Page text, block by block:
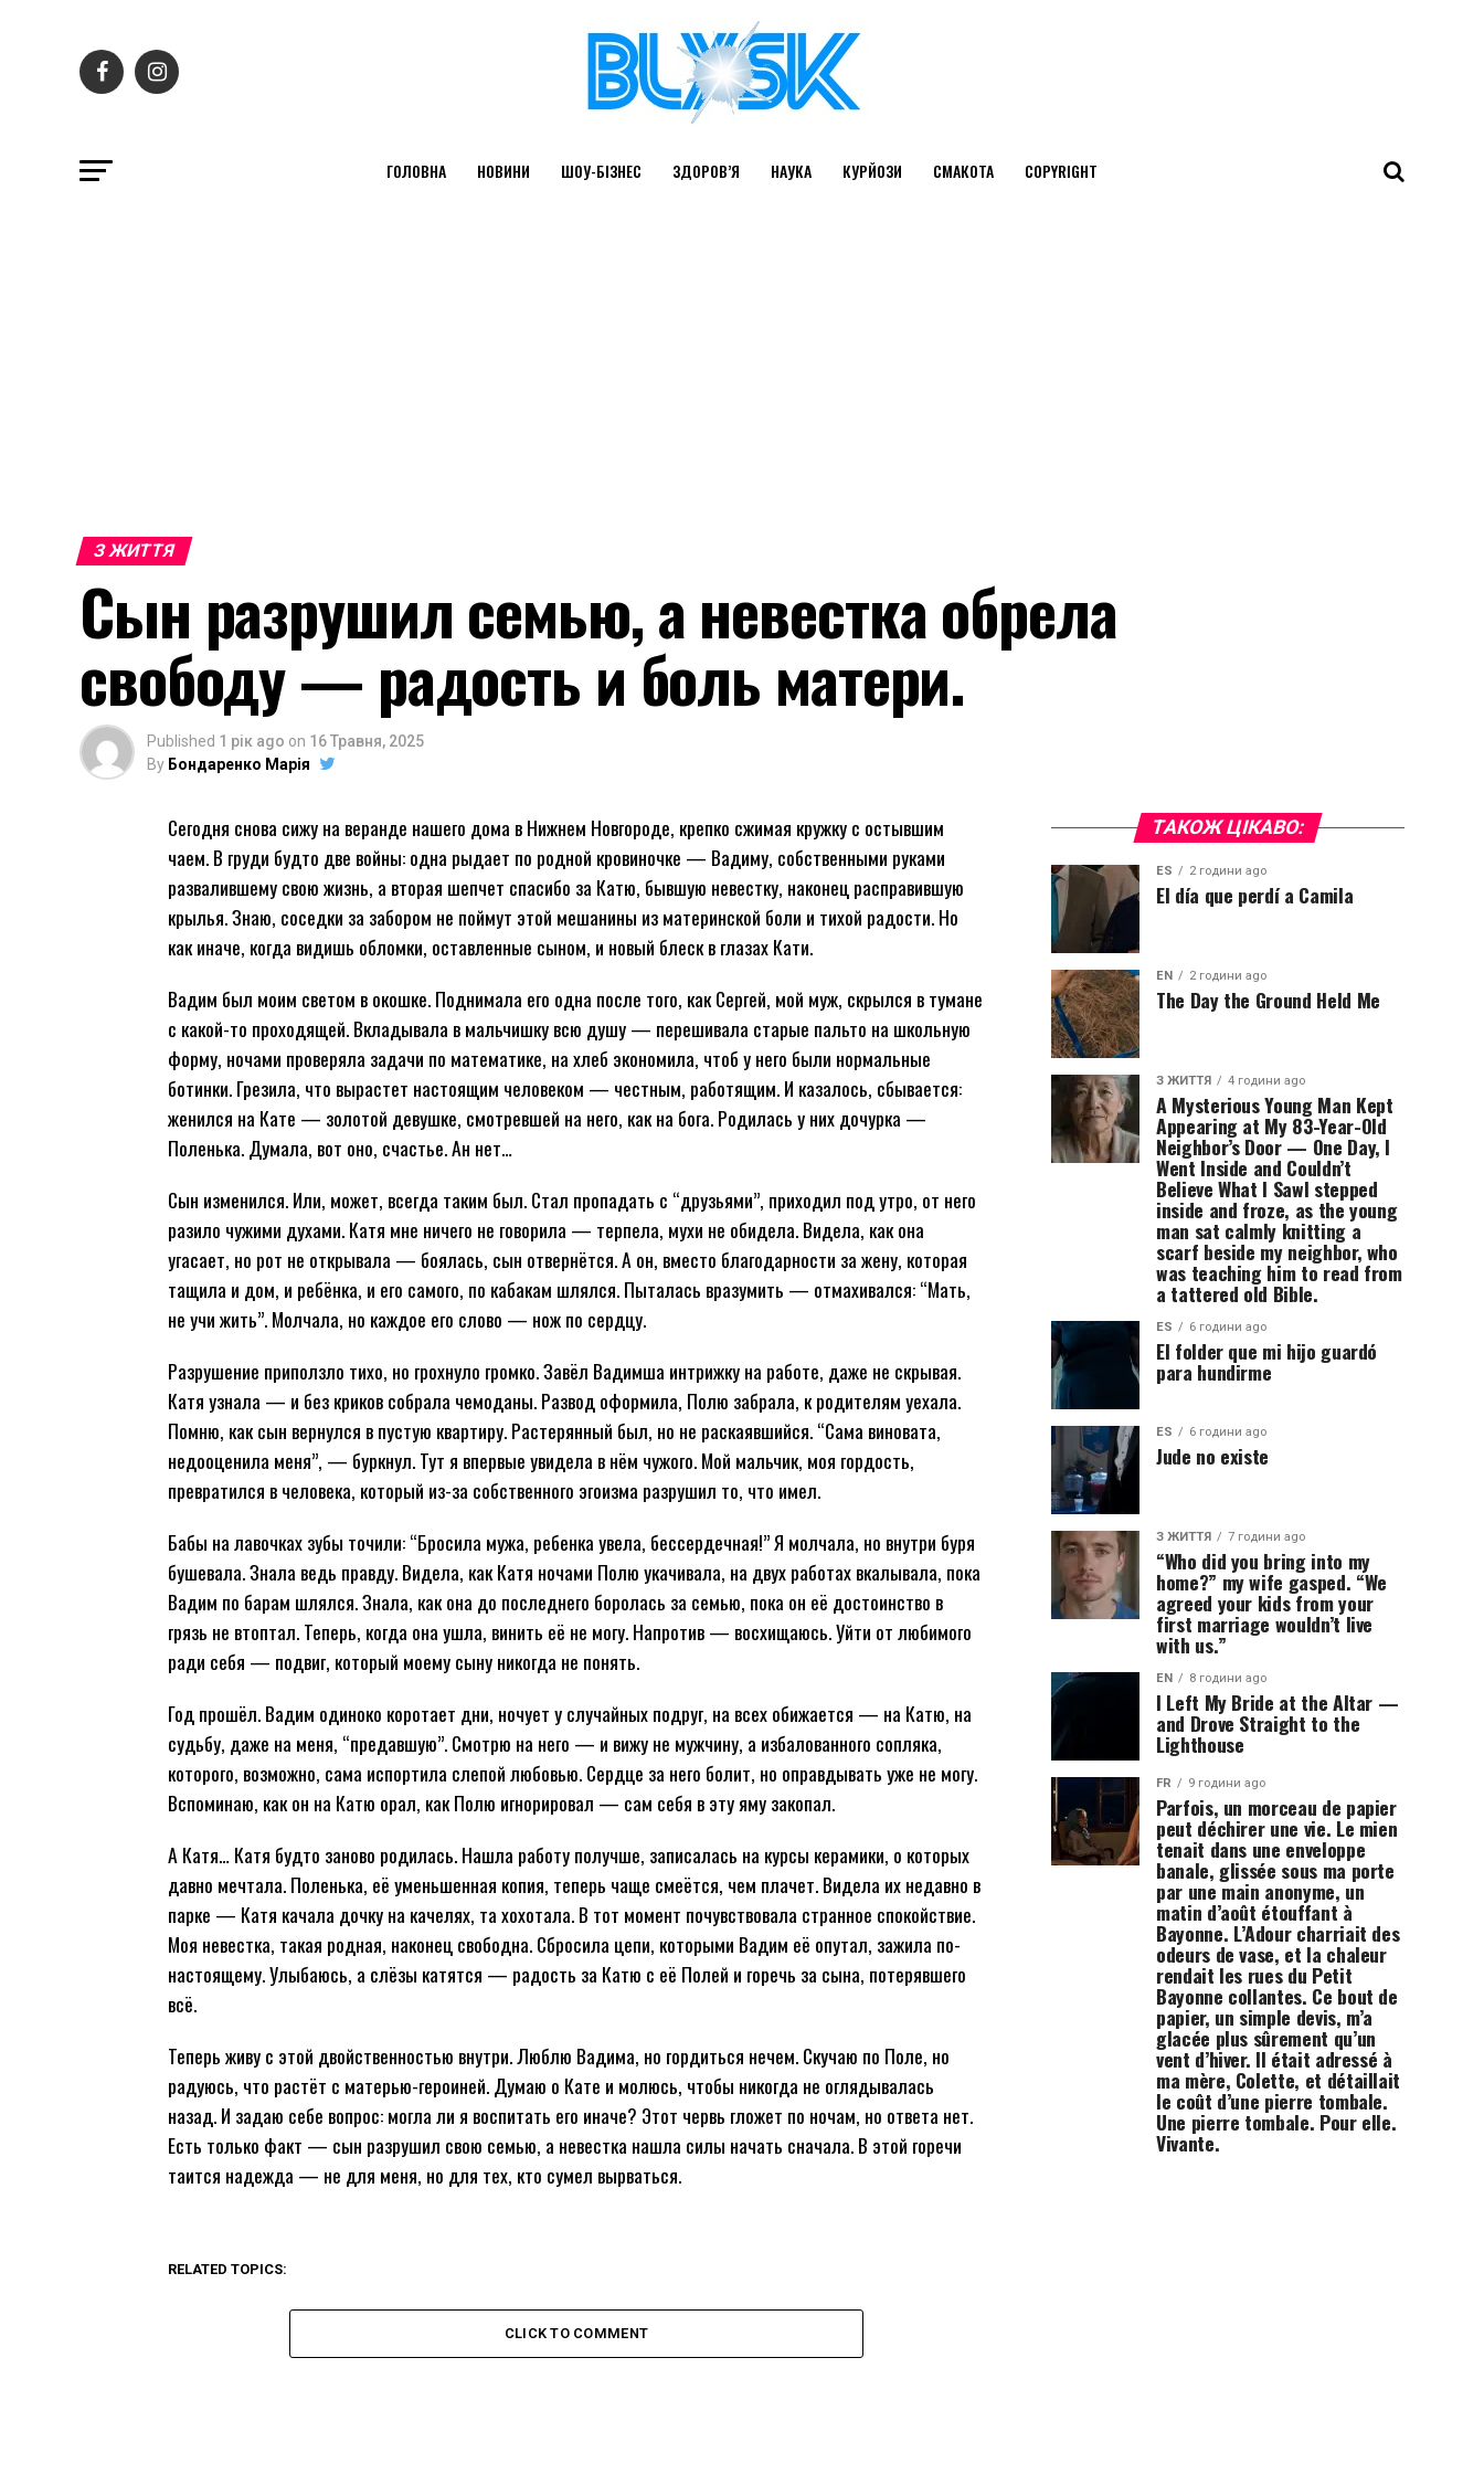
ГОЛОВНА НОВИНИ ШОУ-БІЗНЕС ЗДОРОВ’Я НАУКА КУРЙОЗИ СМАКОТА COPYRIGHT
З ЖИТТЯ
Сын разрушил семью, а невестка обрела
свободу — радость и боль матери.
Published 1 рік ago on 16 Травня, 2025
By Бондаренко Марія
Сегодня снова сижу на веранде нашего дома в Нижнем Новгороде, крепко сжимая кружку с остывшим
чаем. В груди будто две войны: одна рыдает по родной кровиночке — Вадиму, собственными руками
развалившему свою жизнь, а вторая шепчет спасибо за Катю, бывшую невестку, наконец расправившую
крылья. Знаю, соседки за забором не поймут этой мешанины из материнской боли и тихой радости. Но
как иначе, когда видишь обломки, оставленные сыном, и новый блеск в глазах Кати.
Вадим был моим светом в окошке. Поднимала его одна после того, как Сергей, мой муж, скрылся в тумане
с какой-то проходящей. Вкладывала в мальчишку всю душу — перешивала старые пальто на школьную
форму, ночами проверяла задачи по математике, на хлеб экономила, чтоб у него были нормальные
ботинки. Грезила, что вырастет настоящим человеком — честным, работящим. И казалось, сбывается:
женился на Кате — золотой девушке, смотревшей на него, как на бога. Родилась у них дочурка —
Поленька. Думала, вот оно, счастье. Ан нет…
Сын изменился. Или, может, всегда таким был. Стал пропадать с “друзьями”, приходил под утро, от него
разило чужими духами. Катя мне ничего не говорила — терпела, мухи не обидела. Видела, как она
угасает, но рот не открывала — боялась, сын отвернётся. А он, вместо благодарности за жену, которая
тащила и дом, и ребёнка, и его самого, по кабакам шлялся. Пыталась вразумить — отмахивался: “Мать,
не учи жить”. Молчала, но каждое его слово — нож по сердцу.
Разрушение приползло тихо, но грохнуло громко. Завёл Вадимша интрижку на работе, даже не скрывая.
Катя узнала — и без криков собрала чемоданы. Развод оформила, Полю забрала, к родителям уехала.
Помню, как сын вернулся в пустую квартиру. Растерянный был, но не раскаявшийся. “Сама виновата,
недооценила меня”, — буркнул. Тут я впервые увидела в нём чужого. Мой мальчик, моя гордость,
превратился в человека, который из-за собственного эгоизма разрушил то, что имел.
Бабы на лавочках зубы точили: “Бросила мужа, ребенка увела, бессердечная!” Я молчала, но внутри буря
бушевала. Знала ведь правду. Видела, как Катя ночами Полю укачивала, на двух работах вкалывала, пока
Вадим по барам шлялся. Знала, как она до последнего боролась за семью, пока он её достоинство в
грязь не втоптал. Теперь, когда она ушла, винить её не могу. Напротив — восхищаюсь. Уйти от любимого
ради себя — подвиг, который моему сыну никогда не понять.
Год прошёл. Вадим одиноко коротает дни, ночует у случайных подруг, на всех обижается — на Катю, на
судьбу, даже на меня, “предавшую”. Смотрю на него — и вижу не мужчину, а избалованного сопляка,
которого, возможно, сама испортила слепой любовью. Сердце за него болит, но оправдывать уже не могу.
Вспоминаю, как он на Катю орал, как Полю игнорировал — сам себя в эту яму закопал.
А Катя… Катя будто заново родилась. Нашла работу получше, записалась на курсы керамики, о которых
давно мечтала. Поленька, её уменьшенная копия, теперь чаще смеётся, чем плачет. Видела их недавно в
парке — Катя качала дочку на качелях, та хохотала. В тот момент почувствовала странное спокойствие.
Моя невестка, такая родная, наконец свободна. Сбросила цепи, которыми Вадим её опутал, зажила по-
настоящему. Улыбаюсь, а слёзы катятся — радость за Катю с её Полей и горечь за сына, потерявшего
всё.
Теперь живу с этой двойственностью внутри. Люблю Вадима, но гордиться нечем. Скучаю по Поле, но
радуюсь, что растёт с матерью-героиней. Думаю о Кате и молюсь, чтобы никогда не оглядывалась
назад. И задаю себе вопрос: могла ли я воспитать его иначе? Этот червь гложет по ночам, но ответа нет.
Есть только факт — сын разрушил свою семью, а невестка нашла силы начать сначала. В этой горечи
таится надежда — не для меня, но для тех, кто сумел вырваться.
RELATED TOPICS:
CLICK TO COMMENT
ТАКОЖ ЦІКАВО:
ES 2 години ago
El día que perdí a Camila
EN 2 години ago
The Day the Ground Held Me
З ЖИТТЯ 4 години ago
A Mysterious Young Man Kept
Appearing at My 83-Year-Old
Neighbor’s Door — One Day, I
Went Inside and Couldn’t
Believe What I SawI stepped
inside and froze, as the young
man sat calmly knitting a
scarf beside my neighbor, who
was teaching him to read from
a tattered old Bible.
ES 6 години ago
El folder que mi hijo guardó
para hundirme
ES 6 години ago
Jude no existe
З ЖИТТЯ 7 години ago
“Who did you bring into my
home?” my wife gasped. “We
agreed your kids from your
first marriage wouldn’t live
with us.”
EN 8 години ago
I Left My Bride at the Altar —
and Drove Straight to the
Lighthouse
FR 9 години ago
Parfois, un morceau de papier
peut déchirer une vie. Le mien
tenait dans une enveloppe
banale, glissée sous ma porte
par une main anonyme, un
matin d’août étouffant à
Bayonne. L’Adour charriait des
odeurs de vase, et la chaleur
rendait les rues du Petit
Bayonne collantes. Ce bout de
papier, un simple devis, m’a
glacée plus sûrement qu’un
vent d’hiver. Il était adressé à
ma mère, Colette, et détaillait
le coût d’une pierre tombale.
Une pierre tombale. Pour elle.
Vivante.